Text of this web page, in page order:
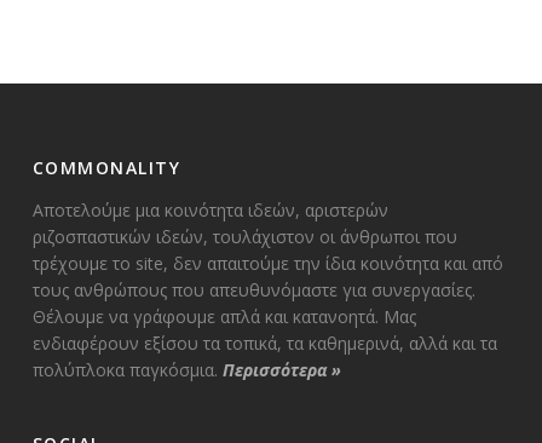
COMMONALITY
Αποτελούμε μια κοινότητα ιδεών, αριστερών
ριζοσπαστικών ιδεών, τουλάχιστον οι άνθρωποι που
τρέχουμε το site, δεν απαιτούμε την ίδια κοινότητα και από
τους ανθρώπους που απευθυνόμαστε για συνεργασίες.
Θέλουμε να γράφουμε απλά και κατανοητά. Μας
ενδιαφέρουν εξίσου τα τοπικά, τα καθημερινά, αλλά και τα
πολύπλοκα παγκόσμια. Περισσότερα»